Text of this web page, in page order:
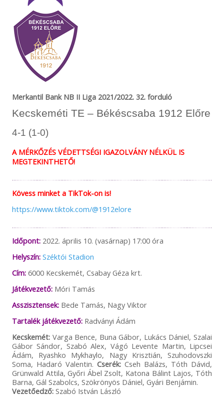
Merkantil Bank NB II Liga 2021/2022. 32. forduló
Kecskeméti TE – Békéscsaba 1912 Előre
4-1 (1-0)
A MÉRKŐZÉS VÉDETTSÉGI IGAZOLVÁNY NÉLKÜL IS
MEGTEKINTHETŐ!
Kövess minket a TikTok-on is!
https://www.tiktok.com/@1912elore
Időpont:2022. április 10. (vasárnap) 17:00 óra
Helyszín: Széktói Stadion
Cím:6000 Kecskemét, Csabay Géza krt.
Játékvezető:Móri Tamás
Asszisztensek:Bede Tamás, Nagy Viktor
Tartalék játékvezető:Radványi Ádám
Kecskemét:Varga Bence, Buna Gábor, Lukács Dániel, Szalai
Gábor Sándor, Szabó Alex, Vágó Levente Martin, Lipcsei
Ádám, Ryashko Mykhaylo, Nagy Krisztián, Szuhodovszki
Soma, Hadaró Valentin. Cserék: Cseh Balázs, Tóth Dávid,
Grünwald Attila, Győri Ábel Zsolt, Katona Bálint Lajos, Tóth
Barna, Gál Szabolcs, Szökrönyös Dániel, Gyári Benjámin.
Vezetőedző:Szabó István László